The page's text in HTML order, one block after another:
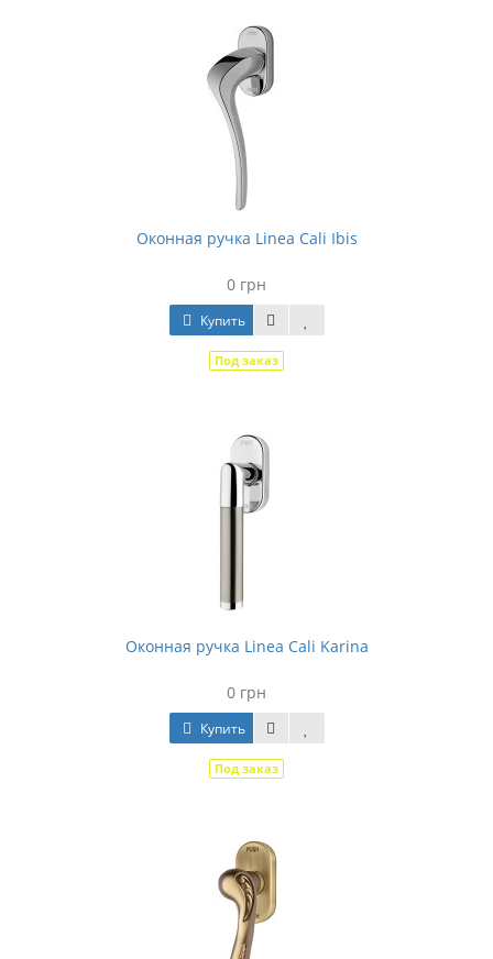
Оконная ручка Linea Cali Ibis
0 грн
Купить
Под заказ
Оконная ручка Linea Cali Karina
0 грн
Купить
Под заказ